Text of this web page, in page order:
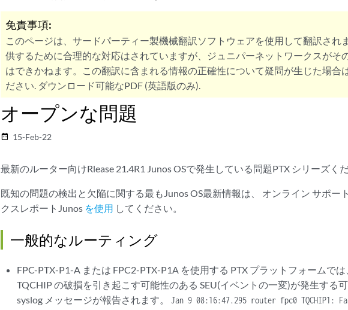
免責事項:
このページは、サードパーティー製機械翻訳ソフトウェアを使用して翻訳され
供するために合理的な対応はされていますが、ジュニパーネットワークスがそ
はできかねます。この翻訳に含まれる情報の正確性について疑問が生じた場合
ださい. ダウンロード可能なPDF (英語版のみ).
オープンな問題
date_range 15-Feb-22
最新のルーター向けRlease 21.4R1 Junos OSで発生している問題PTX シリーズくだ
既知の問題の検出と欠陥に関する最もJunos OS最新情報は、 オンライン サポー
クスレポートJunos を使用 してください。
一般的なルーティング
FPC-PTX-P1-A または FPC2-PTX-P1A を使用する PTX プラットフォームで
TQCHIP の破損を引き起こす可能性のある SEU(イベントの一変)が発生する
syslog メッセージが報告されます。 Jan 9 08:16:47.295 router fpc0 TQCHIP1: